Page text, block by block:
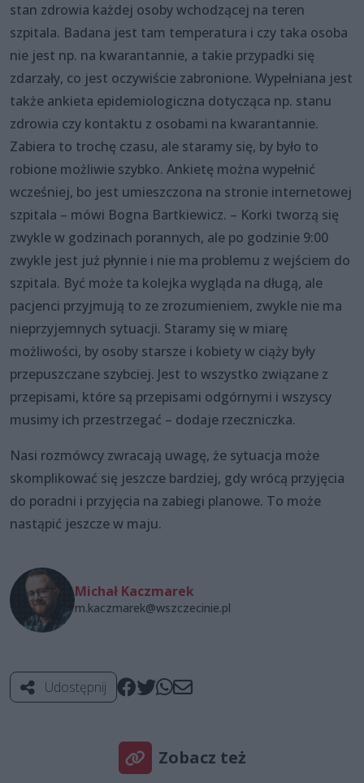
stan zdrowia każdej osoby wchodzącej na teren
szpitala. Badana jest tam temperatura i czy taka osoba
nie jest np. na kwarantannie, a takie przypadki się
zdarzały, co jest oczywiście zabronione. Wypełniana jest
także ankieta epidemiologiczna dotycząca np. stanu
zdrowia czy kontaktu z osobami na kwarantannie.
Zabiera to trochę czasu, ale staramy się, by było to
robione możliwie szybko. Ankietę można wypełnić
wcześniej, bo jest umieszczona na stronie internetowej
szpitala – mówi Bogna Bartkiewicz. – Korki tworzą się
zwykle w godzinach porannych, ale po godzinie 9:00
zwykle jest już płynnie i nie ma problemu z wejściem do
szpitala. Być może ta kolejka wygląda na długą, ale
pacjenci przyjmują to ze zrozumieniem, zwykle nie ma
nieprzyjemnych sytuacji. Staramy się w miarę
możliwości, by osoby starsze i kobiety w ciąży były
przepuszczane szybciej. Jest to wszystko związane z
przepisami, które są przepisami odgórnymi i wszyscy
musimy ich przestrzegać – dodaje rzeczniczka.
Nasi rozmówcy zwracają uwagę, że sytuacja może
skomplikować się jeszcze bardziej, gdy wrócą przyjęcia
do poradni i przyjęcia na zabiegi planowe. To może
nastąpić jeszcze w maju.
Michał Kaczmarek
m.kaczmarek@wszczecinie.pl
Udostępnij
Zobacz też